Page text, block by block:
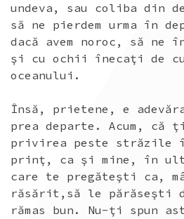
undeva, sau coliba din
să ne pierdem urma în
dacă avem noroc, să ne
şi cu ochii înecaţi de
oceanului.
Însă, prietene, e
prea departe. Acum,
privirea peste străzile
prinţ, ca şi mine, în
care te pregăteşti ca,
răsărit,să le părăseşti
rămas bun. Nu-ţi spun